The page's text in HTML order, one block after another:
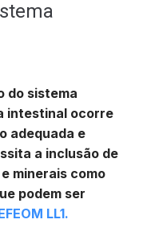
do sistema
intestinal ocorre
adequada e
a inclusão de
minerais como
podem ser
LL1.